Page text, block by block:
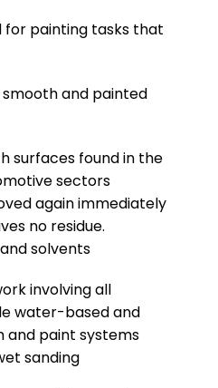
for painting tasks that
and painted
surfaces found in the
sectors
again immediately
no residue.
solvents
involving all
water-based and
and paint systems
sanding